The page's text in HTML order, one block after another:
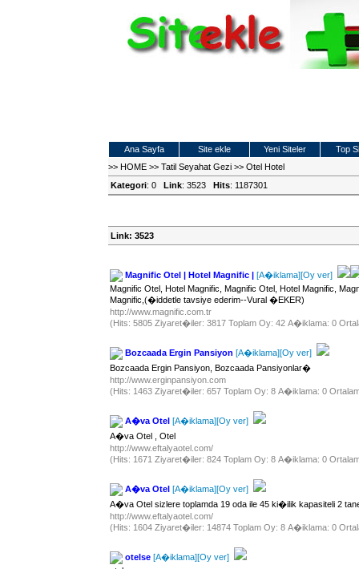
Ana Sayfa Site ekle Yeni Siteler
Top
>> HOME >> Tatil Seyahat Gezi >> Otel Hotel
Kategori: 0 Link: 3523 Hits: 1187301
Link: 3523
Magnific Otel | Hotel Magnific | [A�iklama][Oy ver]
Magnific Otel, Hotel Magnific, Magnific Otel, Hotel Magnific,
Magnific,(�iddetle tavsiye ederim--Vural �EKER)
http://www.magnific.com.tr
(Hits: 5805 Ziyaret�iler: 3817 Toplam Oy: 42 A�iklama: 0
Bozcaada Ergin Pansiyon [A�iklama][Oy ver]
Bozcaada Ergin Pansiyon, Bozcaada Pansiyonlar�
http://www.erginpansiyon.com
(Hits: 1463 Ziyaret�iler: 657 Toplam Oy: 8 A�iklama: 0
A�va Otel [A�iklama][Oy ver]
A�va Otel , Otel
http://www.eftalyaotel.com/
(Hits: 1671 Ziyaret�iler: 824 Toplam Oy: 8 A�iklama: 0
A�va Otel [A�iklama][Oy ver]
A�va Otel sizlere toplamda 19 oda ile 45 ki�ilik kapasiteli 2
http://www.eftalyaotel.com/
(Hits: 1604 Ziyaret�iler: 14874 Toplam Oy: 8 A�iklama: 0
otelse [A�iklama][Oy ver]